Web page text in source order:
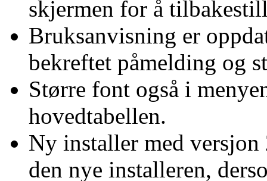
skjermen for å
Bruksanvisning er
bekreftet påmelding og
Større font også i
hovedtabellen.
Ny installer med
den nye installeren,